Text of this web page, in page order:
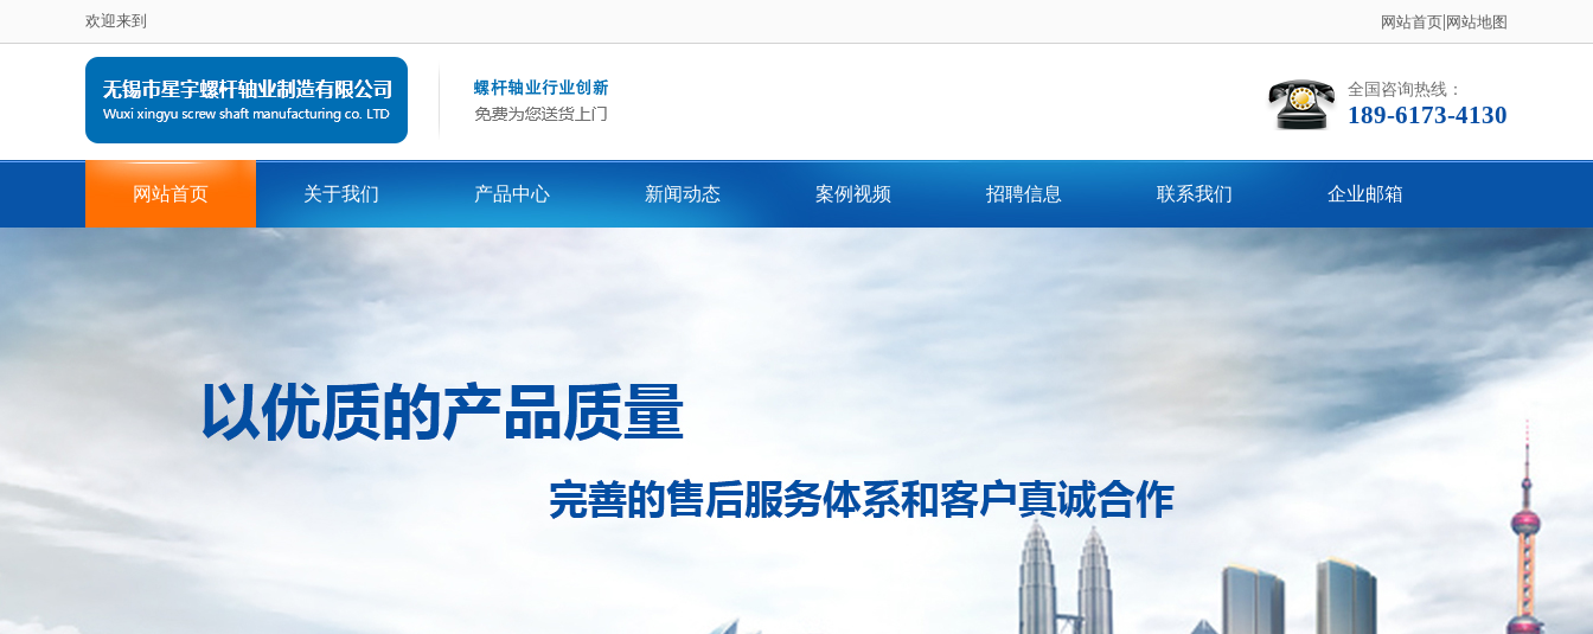
欢迎来到 网站首页| 网站地图
全国咨询热线：
189-6173-4130
网站首页 关于我们 产品中心 新闻动态 案例视频 招聘信息 联系我们 企业邮箱